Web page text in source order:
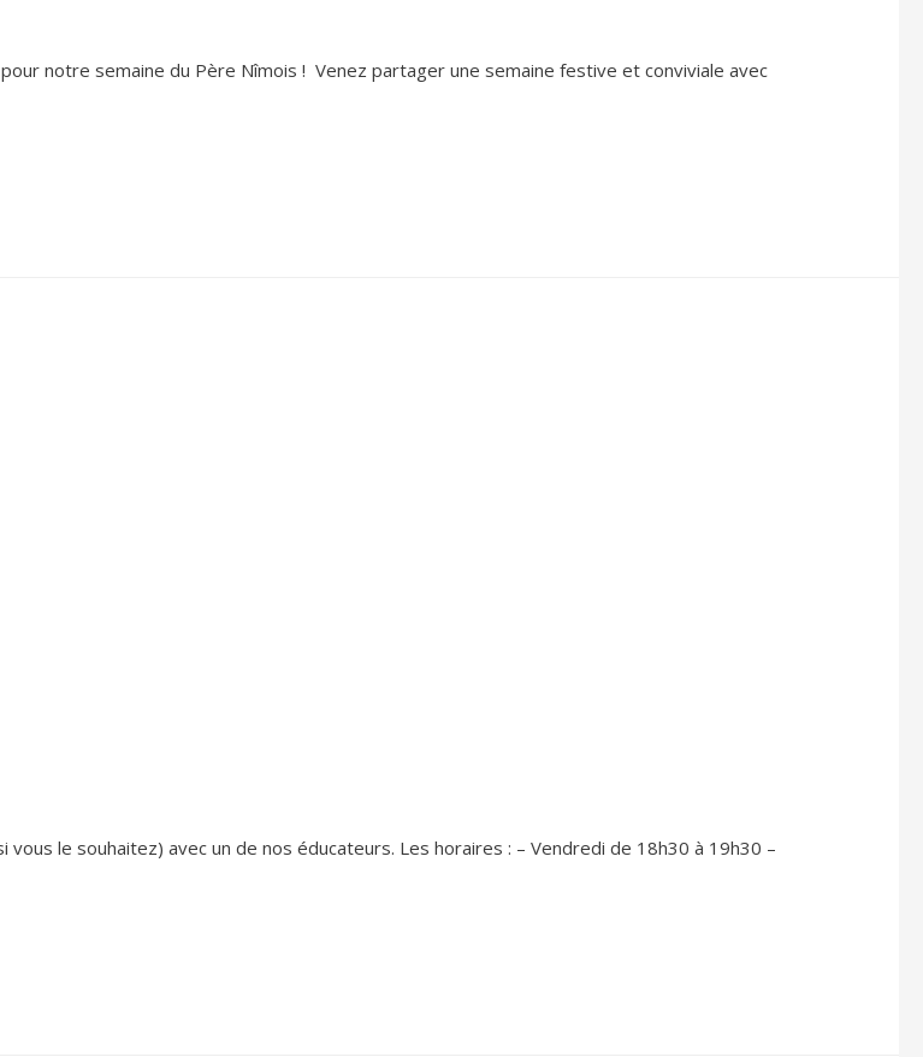
notre semaine du Père Nîmois ! Venez partager une semaine festive et conviviale avec
vous le souhaitez) avec un de nos éducateurs. Les horaires : – Vendredi de 18h30 à 19h30 –